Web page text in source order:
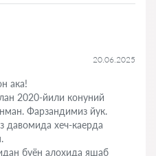
20.06.2025
ака!
2020-йили конуний
Фарзандимиз йук.
давомида хеч-каерда
буён алохида яшаб